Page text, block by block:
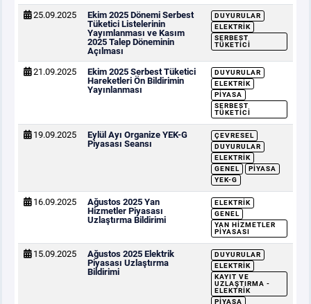
25.09.2025
Ekim 2025 Dönemi Serbest
Tüketici Listelerinin
Yayımlanması ve Kasım
2025 Talep Döneminin
Açılması
DUYURULAR
ELEKTRIK
SERBEST
TÜKETICI
21.09.2025
Ekim 2025 Serbest Tüketici
Hareketleri Ön Bildirimin
Yayınlanması
DUYURULAR
ELEKTRIK
PIYASA
SERBEST
TÜKETICI
19.09.2025
Eylül Ayı Organize YEK-G
Piyasası Seansı
ÇEVRESEL
DUYURULAR
ELEKTRIK
GENEL
PIYASA
YEK-G
16.09.2025
Ağustos 2025 Yan
Hizmetler Piyasası
Uzlaştırma Bildirimi
ELEKTRIK
GENEL
YAN HIZMETLER
PIYASASI
15.09.2025
Ağustos 2025 Elektrik
Piyasası Uzlaştırma
Bildirimi
DUYURULAR
ELEKTRIK
KAYIT VE
UZLAŞTIRMA -
ELEKTRIK
PIYASA